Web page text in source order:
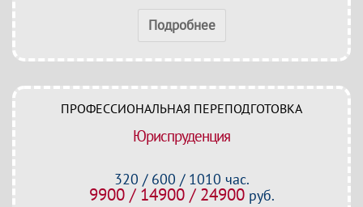
Подробнее
ПРОФЕССИОНАЛЬНАЯ ПЕРЕПОДГОТОВКА
Юриспруденция
320 / 600 / 1010 час.
9900 / 14900 / 24900руб.